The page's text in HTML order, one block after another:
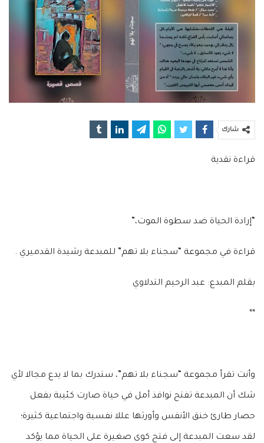
شارك
قراءة نقدية
“إرادة الحياة ضد سطوة الموت،”
قراءة في مجموعة “سجناء بلا تهم” للمبدعة رشيدة القدميري .
بقلم المبدع: عبد الرحيم التدلاوي
**
وأنت تقرأ مجموعة “سجناء بلا تهم”، ستدرك بما لا يدع مجالا لأي
شك أن المبدعة تفتح نوافذ أمل في حياة صارت كئيبة بفعل
حصار طارئ خنق الأنفس وأورثها عللا نفسية واجتماعية كثيرة؛
لقد سعت المبدعة إلى فتح كوى صغيرة على الحياة مما يؤكد